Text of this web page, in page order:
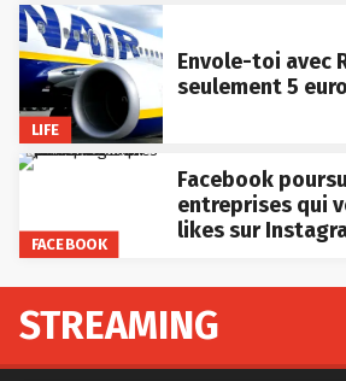
LIFE
Envole-toi avec
seulement 5
FACEBOOK
Facebook
entreprises qui
likes sur
STREAMING